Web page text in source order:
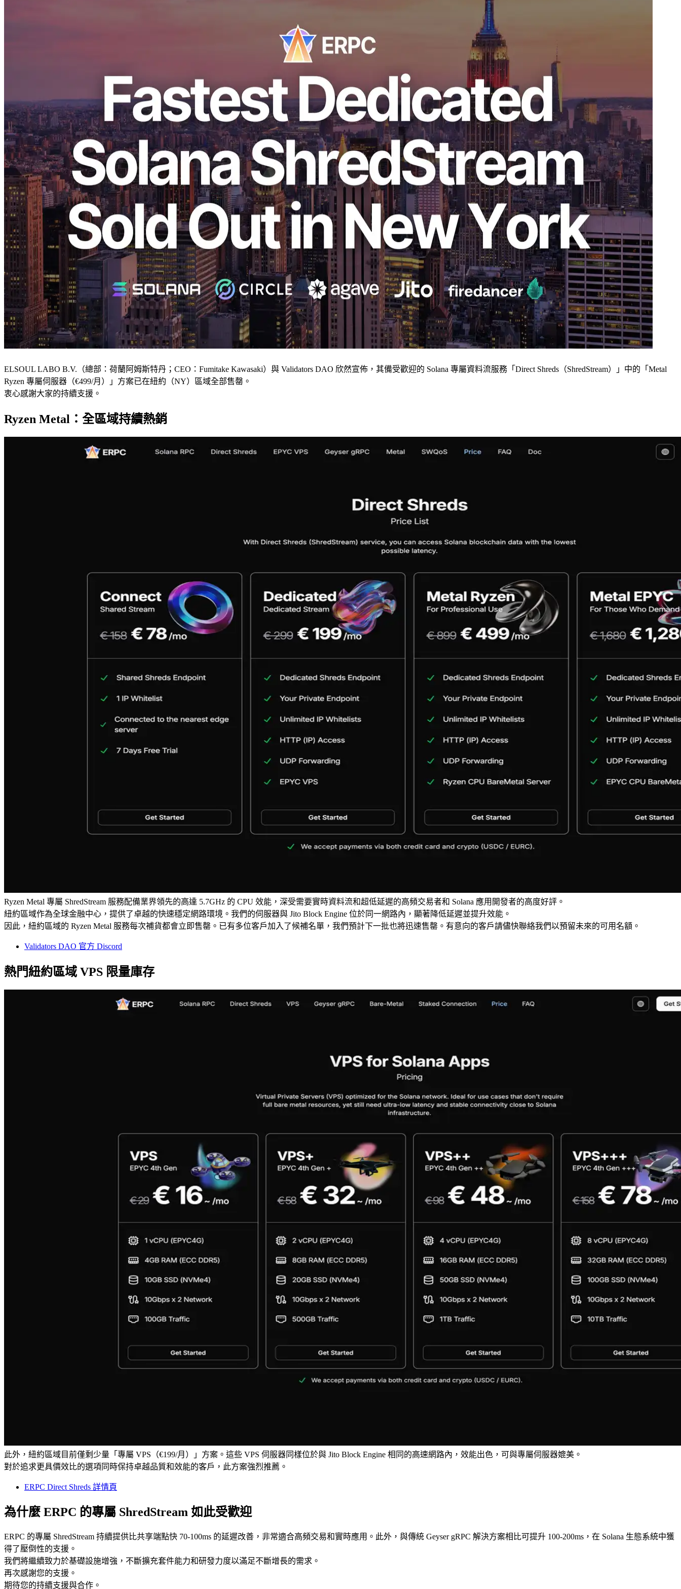
ELSOUL LABO B.V.（總部：荷蘭阿姆斯特丹；CEO：Fumitake Kawasaki）與 Validators DAO 欣然宣佈，其備受歡迎的 Solana 專屬資料流服務「Direct Shreds（ShredStream）」中的「Metal
Ryzen 專屬伺服器（€499/月）」方案已在紐約（NY）區域全部售罄。
衷心感謝大家的持續支援。
Ryzen Metal：全區域持續熱銷
Ryzen Metal 專屬 ShredStream 服務配備業界領先的高達 5.7GHz 的 CPU 效能，深受需要實時資料流和超低延遲的高頻交易者和 Solana 應用開發者的高度好評。
紐約區域作為全球金融中心，提供了卓越的快速穩定網路環境。我們的伺服器與 Jito Block Engine 位於同一網路內，顯著降低延遲並提升效能。
因此，紐約區域的 Ryzen Metal 服務每次補貨都會立即售罄。已有多位客戶加入了候補名單，我們預計下一批也將迅速售罄。有意向的客戶請儘快聯絡我們以預留未來的可用名額。
Validators DAO 官方 Discord
熱門紐約區域 VPS 限量庫存
此外，紐約區域目前僅剩少量「專屬 VPS（€199/月）」方案。這些 VPS 伺服器同樣位於與 Jito Block Engine 相同的高速網路內，效能出色，可與專屬伺服器媲美。
對於追求更具價效比的選項同時保持卓越品質和效能的客戶，此方案強烈推薦。
ERPC Direct Shreds 詳情頁
為什麼 ERPC 的專屬 ShredStream 如此受歡迎
ERPC 的專屬 ShredStream 持續提供比共享端點快 70-100ms 的延遲改善，非常適合高頻交易和實時應用。此外，與傳統 Geyser gRPC 解決方案相比可提升 100-200ms，在 Solana 生態系統中獲
得了壓倒性的支援。
我們將繼續致力於基礎設施增強，不斷擴充套件能力和研發力度以滿足不斷增長的需求。
再次感謝您的支援。
期待您的持續支援與合作。